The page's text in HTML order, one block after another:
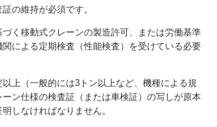
の維持が必須です。
く移動式クレーンの製造許可、または労働基準
による定期検査（性能検査）を受けている必要
上（一般的には3トン以上など、機種による規
ン仕様の検査証（または車検証）の写しが原本
しなければなりません。